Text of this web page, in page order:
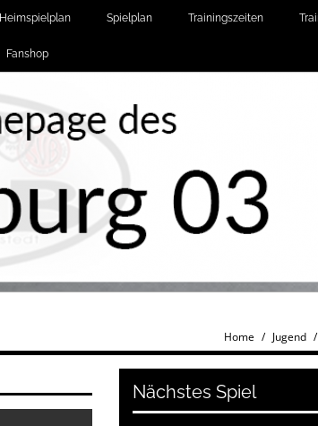
Heimspielplan Spielplan Trainingszeiten
Fanshop
Home Jugend
Nächstes Spiel